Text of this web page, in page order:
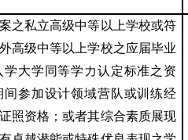
之私立高级中等以上学校或符
高级中等以上学校之应届毕业
大学同等学力认定标准之资
参加设计领域营队或训练经
照资格；或者其综合素质展现